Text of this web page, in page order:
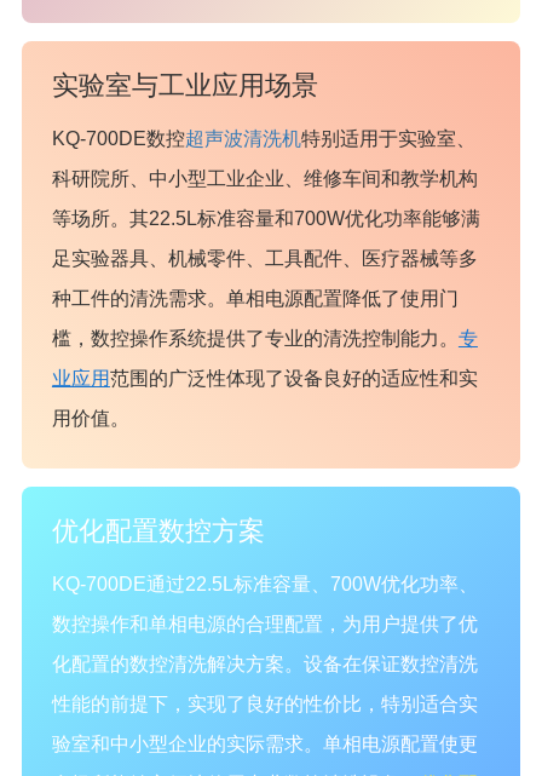
实验室与工业应用场景
KQ-700DE数控超声波清洗机特别适用于实验室、
科研院所、中小型工业企业、维修车间和教学机构
等场所。其22.5L标准容量和700W优化功率能够满
足实验器具、机械零件、工具配件、医疗器械等多
种工件的清洗需求。单相电源配置降低了使用门
槛，数控操作系统提供了专业的清洗控制能力。 专
业应用范围的广泛性体现了设备良好的适应性和实
用价值。
优化配置数控方案
KQ-700DE通过22.5L标准容量、700W优化功率、
数控操作和单相电源的合理配置，为用户提供了优
化配置的数控清洗解决方案。设备在保证数控清洗
性能的前提下，实现了良好的性价比，特别适合实
验室和中小型企业的实际需求。单相电源配置使更